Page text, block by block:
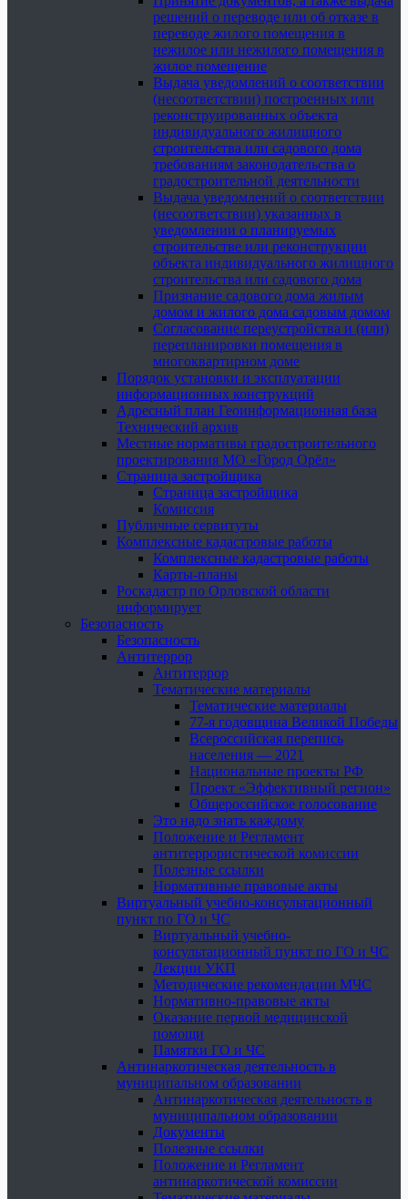
решений о переводе или об отказе в
переводе жилого помещения в
нежилое или нежилого помещения в
жилое помещение
Выдача уведомлений о соответствии
(несоответствии) построенных или
реконструированных объекта
индивидуального жилищного
строительства или садового дома
требованиям законодательства о
градостроительной деятельности
Выдача уведомлений о соответствии
(несоответствии) указанных в
уведомлении о планируемых
строительстве или реконструкции
объекта индивидуального жилищного
строительства или садового дома
Признание садового дома жилым
домом и жилого дома садовым домом
Согласование переустройства и (или)
перепланировки помещения в
многоквартирном доме
Порядок установки и эксплуатации
информационных конструкций
Адресный план Геоинформационная база
Технический архив
Местные нормативы градостроительного
проектирования МО «Город Орёл»
Страница застройщика
Страница застройщика
Комиссия
Публичные сервитуты
Комплексные кадастровые работы
Комплексные кадастровые работы
Карты-планы
Роскадастр по Орловской области
информирует
Безопасность
Безопасность
Антитеррор
Антитеррор
Тематические материалы
Тематические материалы
77-я годовщина Великой Победы
Всероссийская перепись
населения — 2021
Национальные проекты РФ
Проект «Эффективный регион»
Общероссийское голосование
Это надо знать каждому
Положение и Регламент
антитеррористической комиссии
Полезные ссылки
Нормативные правовые акты
Виртуальный учебно-консультационный
пункт по ГО и ЧС
Виртуальный учебно-
консультационный пункт по ГО и ЧС
Лекции УКП
Методические рекомендации МЧС
Нормативно-правовые акты
Оказание первой медицинской
помощи
Памятки ГО и ЧС
Антинаркотическая деятельность в
муниципальном образовании
Антинаркотическая деятельность в
муниципальном образовании
Документы
Полезные ссылки
Положение и Регламент
антинаркотической комиссии